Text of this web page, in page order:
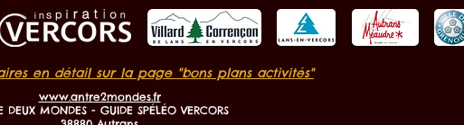
en détail sur la page "bons plans activités"
www.antre2mondes.fr
DEUX MONDES - GUIDE SPÉLÉO VERCORS